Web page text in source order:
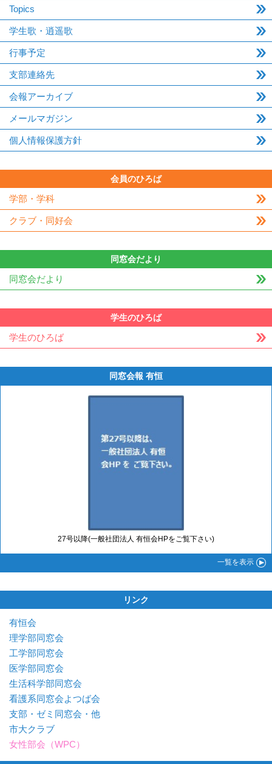
Topics
学生歌・逍遥歌
行事予定
支部連絡先
会報アーカイブ
メールマガジン
個人情報保護方針
会員のひろば
学部・学科
クラブ・同好会
同窓会だより
同窓会だより
学生のひろば
学生のひろば
同窓会報 有恒
27号以降(一般社団法人 有恒会HPをご覧下さい)
一覧を表示
リンク
有恒会
理学部同窓会
工学部同窓会
医学部同窓会
生活科学部同窓会
看護系同窓会よつば会
支部・ゼミ同窓会・他
市大クラブ
女性部会（WPC）